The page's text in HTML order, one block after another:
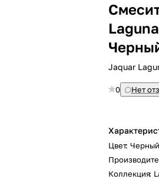
Jaquar
0 Нет
Цвет:
Коллекция: